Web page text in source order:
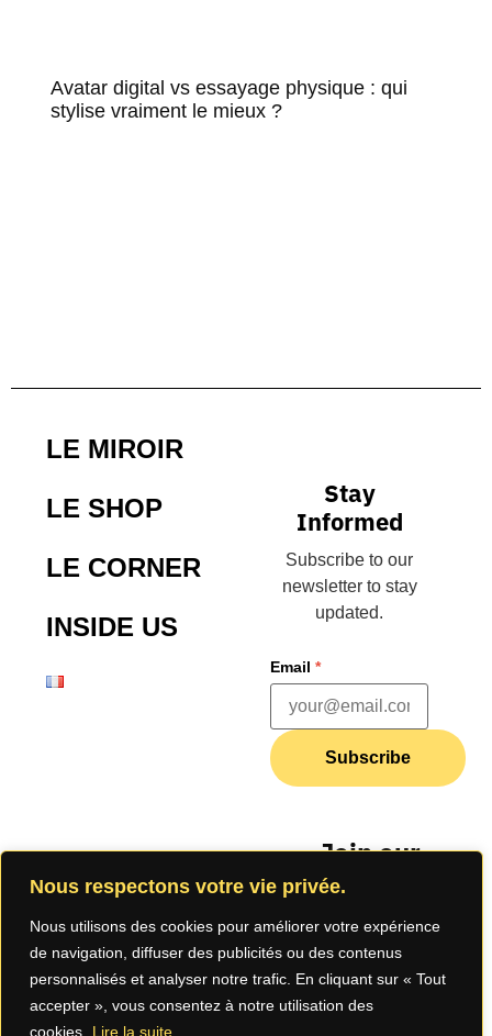
Nous respectons votre vie privée.
Nous utilisons des cookies pour améliorer votre expérience
de navigation, diffuser des publicités ou des contenus
personnalisés et analyser notre trafic. En cliquant sur « Tout
accepter », vous consentez à notre utilisation des
cookies.
Lire la suite
Avatar digital vs essayage physique : qui
stylise vraiment le mieux ?
LE MIROIR
LE SHOP
LE CORNER
INSIDE US
Stay
Informed
Subscribe to our
newsletter to stay
updated.
Email *
Subscribe
Join our
community